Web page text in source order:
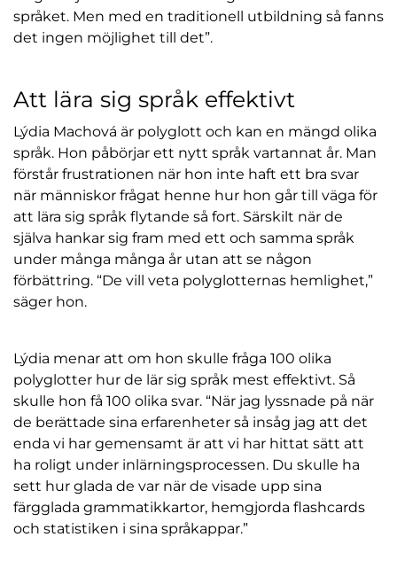
språket. Men med en traditionell utbildning så fanns
det ingen möjlighet till det”.
Att lära sig språk effektivt
Lýdia Machová är polyglott och kan en mängd olika
språk. Hon påbörjar ett nytt språk vartannat år. Man
förstår frustrationen när hon inte haft ett bra svar
när människor frågat henne hur hon går till väga för
att lära sig språk flytande så fort. Särskilt när de
själva hankar sig fram med ett och samma språk
under många många år utan att se någon
förbättring. “De vill veta polyglotternas hemlighet,”
säger hon.
Lýdia menar att om hon skulle fråga 100 olika
polyglotter hur de lär sig språk mest effektivt. Så
skulle hon få 100 olika svar. “När jag lyssnade på när
de berättade sina erfarenheter så insåg jag att det
enda vi har gemensamt är att vi har hittat sätt att
ha roligt under inlärningsprocessen. Du skulle ha
sett hur glada de var när de visade upp sina
färgglada grammatikkartor, hemgjorda flashcards
och statistiken i sina språkappar.”